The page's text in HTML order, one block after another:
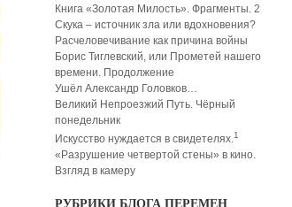
Книга «Золотая Милость». Фрагменты. 2
Скука – источник зла или вдохновения?
Расчеловечивание как причина войны
Борис Тиглевский, или Прометей нашего
времени. Продолжение
Ушёл Александр Головков…
Великий Непроезжий Путь. Чёрный
понедельник
Искусство нуждается в свидетелях.1
«Разрушение четвертой стены» в кино.
Взгляд в камеру
РУБРИКИ БЛОГА ПЕРЕМЕН